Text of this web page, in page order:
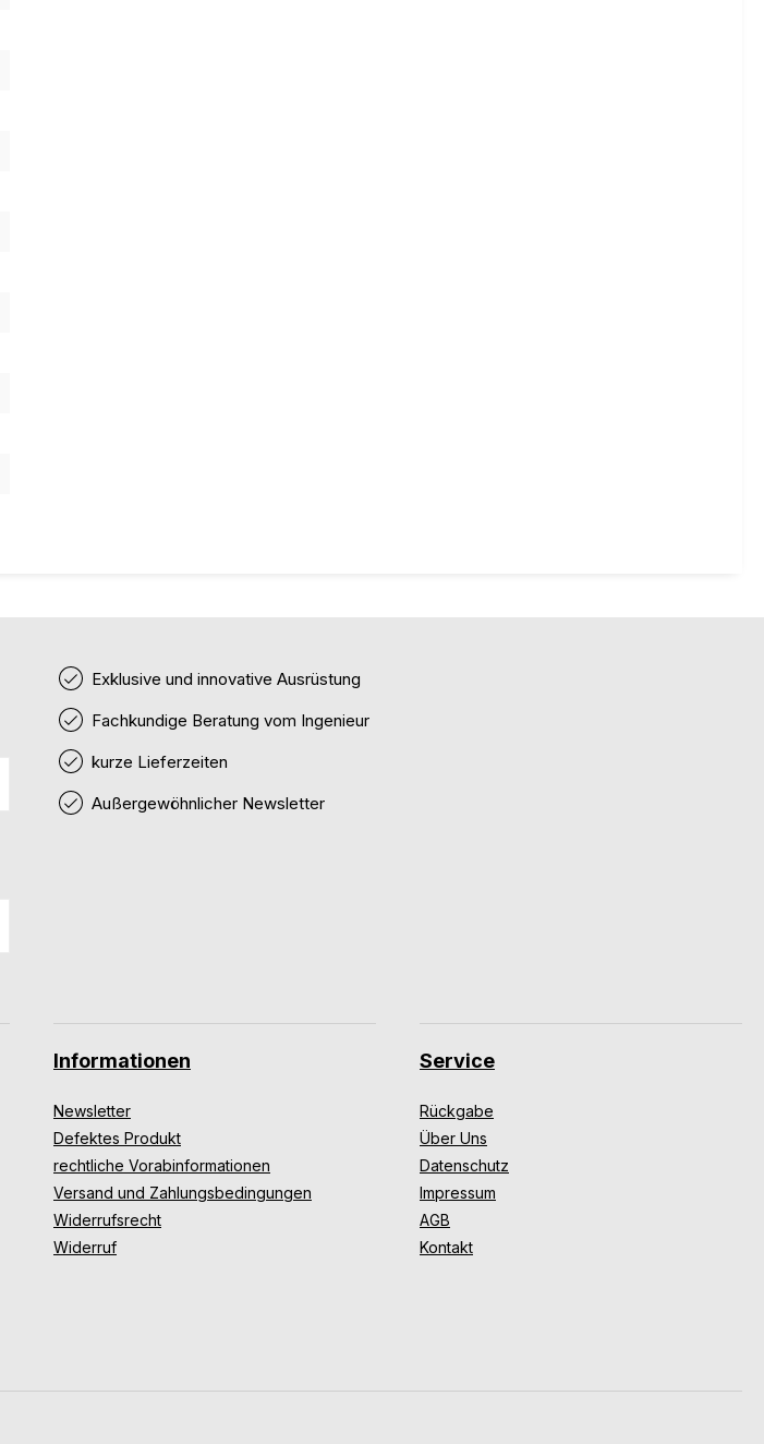
Exklusive und innovative Ausrüstung
Fachkundige Beratung vom Ingenieur
kurze Lieferzeiten
Außergewöhnlicher Newsletter
Informationen
Newsletter
Defektes Produkt
rechtliche Vorabinformationen
Versand und Zahlungsbedingungen
Widerrufsrecht
Widerruf
Service
Rückgabe
Über Uns
Datenschutz
Impressum
AGB
Kontakt